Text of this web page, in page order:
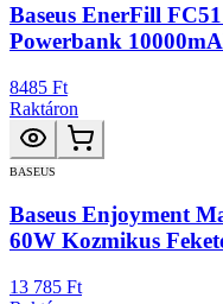
Baseus EnerFill
Powerbank
8485 Ft
Raktáron
BASEUS
Baseus Enjoyment
60W Kozmikus
13 785 Ft